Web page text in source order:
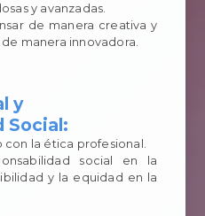
y avanzadas.
de manera creativa y
manera innovadora.
y
Social:
la ética profesional.
social en la
y la equidad en la